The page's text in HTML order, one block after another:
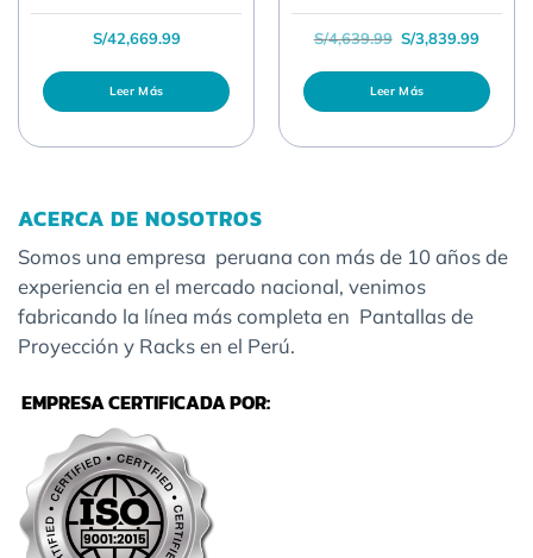
S/42,669.99
Leer Más
S/4,639.99 El precio original
S/3,839.99El
Leer Más
S/11,629.99.
actual es: S/10,559.99.
ACERCA DE NOSOTROS
Somos una empresa peruana con más de 10 años de
experiencia en el mercado nacional, venimos
fabricando la línea más completa en Pantallas de
Proyección y Racks en el Perú.
EMPRESA CERTIFICADA POR: